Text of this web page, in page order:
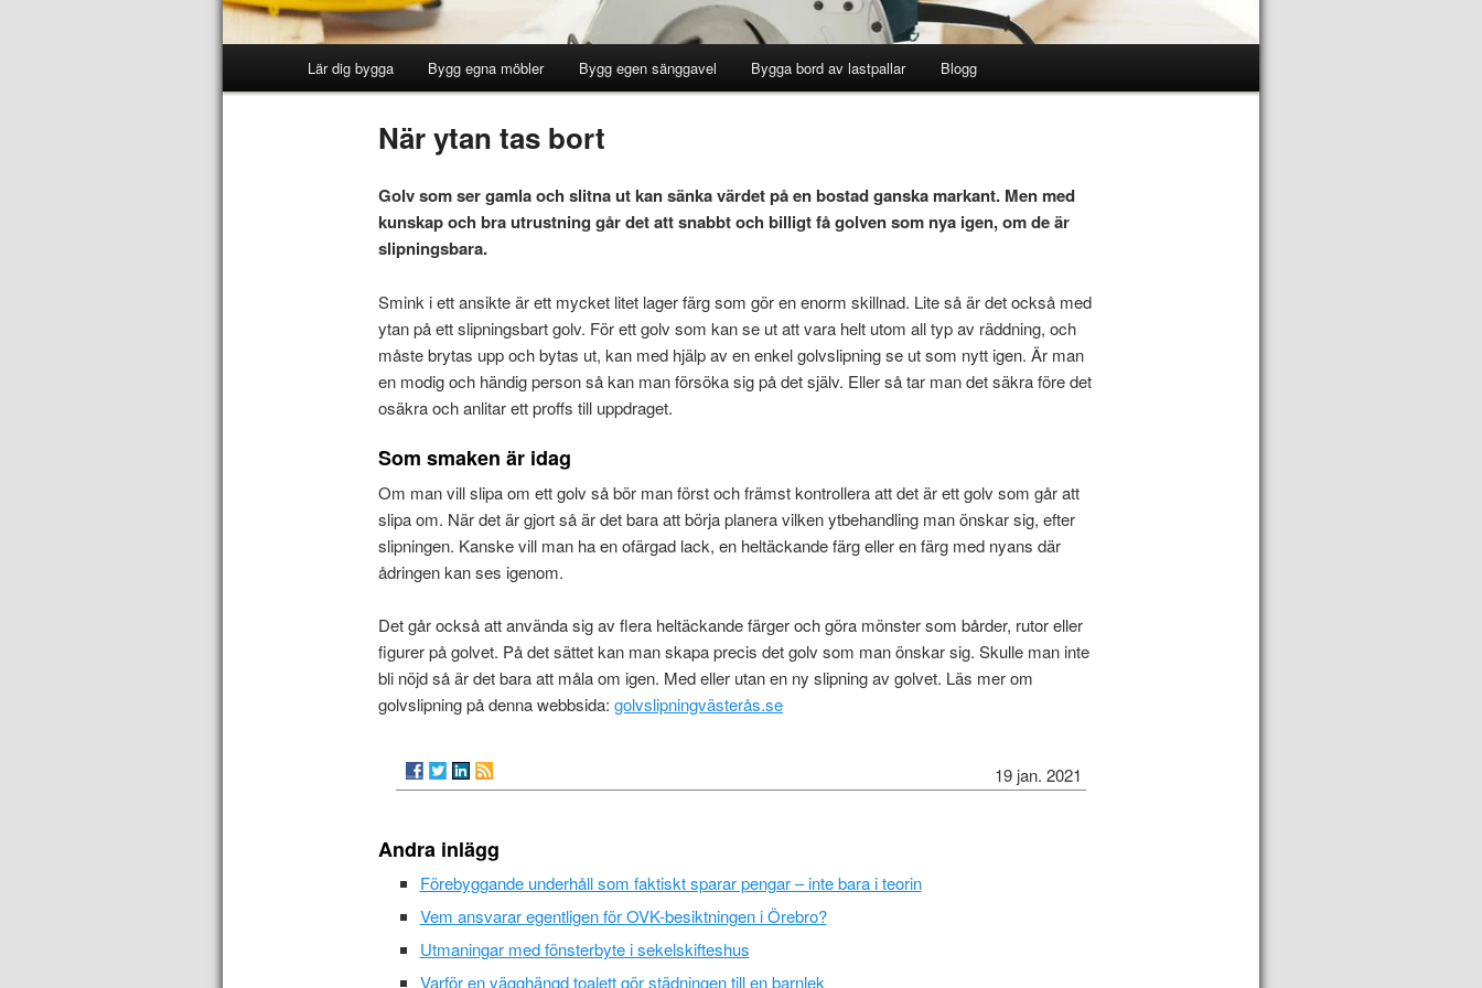
Lär dig bygga Bygg egna möbler Bygg egen sänggavel Bygga bord av lastpallar Blogg
När ytan tas bort
Golv som ser gamla och slitna ut kan sänka värdet på en bostad ganska markant. Men med
kunskap och bra utrustning går det att snabbt och billigt få golven som nya igen, om de är
slipningsbara.
Smink i ett ansikte är ett mycket litet lager färg som gör en enorm skillnad. Lite så är det också med
ytan på ett slipningsbart golv. För ett golv som kan se ut att vara helt utom all typ av räddning, och
måste brytas upp och bytas ut, kan med hjälp av en enkel golvslipning se ut som nytt igen. Är man
en modig och händig person så kan man försöka sig på det själv. Eller så tar man det säkra före det
osäkra och anlitar ett proffs till uppdraget.
Som smaken är idag
Om man vill slipa om ett golv så bör man först och främst kontrollera att det är ett golv som går att
slipa om. När det är gjort så är det bara att börja planera vilken ytbehandling man önskar sig, efter
slipningen. Kanske vill man ha en ofärgad lack, en heltäckande färg eller en färg med nyans där
ådringen kan ses igenom.
Det går också att använda sig av flera heltäckande färger och göra mönster som bårder, rutor eller
figurer på golvet. På det sättet kan man skapa precis det golv som man önskar sig. Skulle man inte
bli nöjd så är det bara att måla om igen. Med eller utan en ny slipning av golvet. Läs mer om
golvslipning på denna webbsida: golvslipningvästerås.se
19 jan. 2021
Andra inlägg
Förebyggande underhåll som faktiskt sparar pengar – inte bara i teorin
Vem ansvarar egentligen för OVK-besiktningen i Örebro?
Utmaningar med fönsterbyte i sekelskifteshus
Varför en vägghängd toalett gör städningen till en barnlek